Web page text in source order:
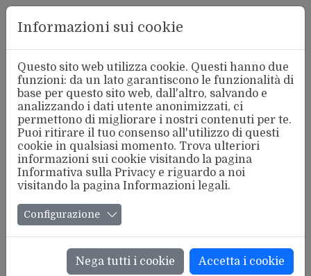
Aderente
INIZIATIVE NAZIONALI
Informazioni sui cookie
Questo sito web utilizza cookie. Questi hanno due
funzioni: da un lato garantiscono le funzionalità di
base per questo sito web, dall'altro, salvando e
analizzando i dati utente anonimizzati, ci
permettono di migliorare i nostri contenuti per te.
Puoi ritirare il tuo consenso all'utilizzo di questi
cookie in qualsiasi momento. Trova ulteriori
informazioni sui cookie visitando la pagina
Informativa sulla Privacye riguardo a noi
visitando la pagina Informazioni legali.
Configurazione
Nega tutti i cookie Accetta i cookie